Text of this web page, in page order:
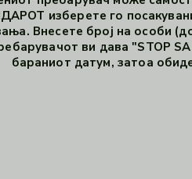
изберете го
Внесете број на особи
ви дава "STOP
бараниот датум, затоа